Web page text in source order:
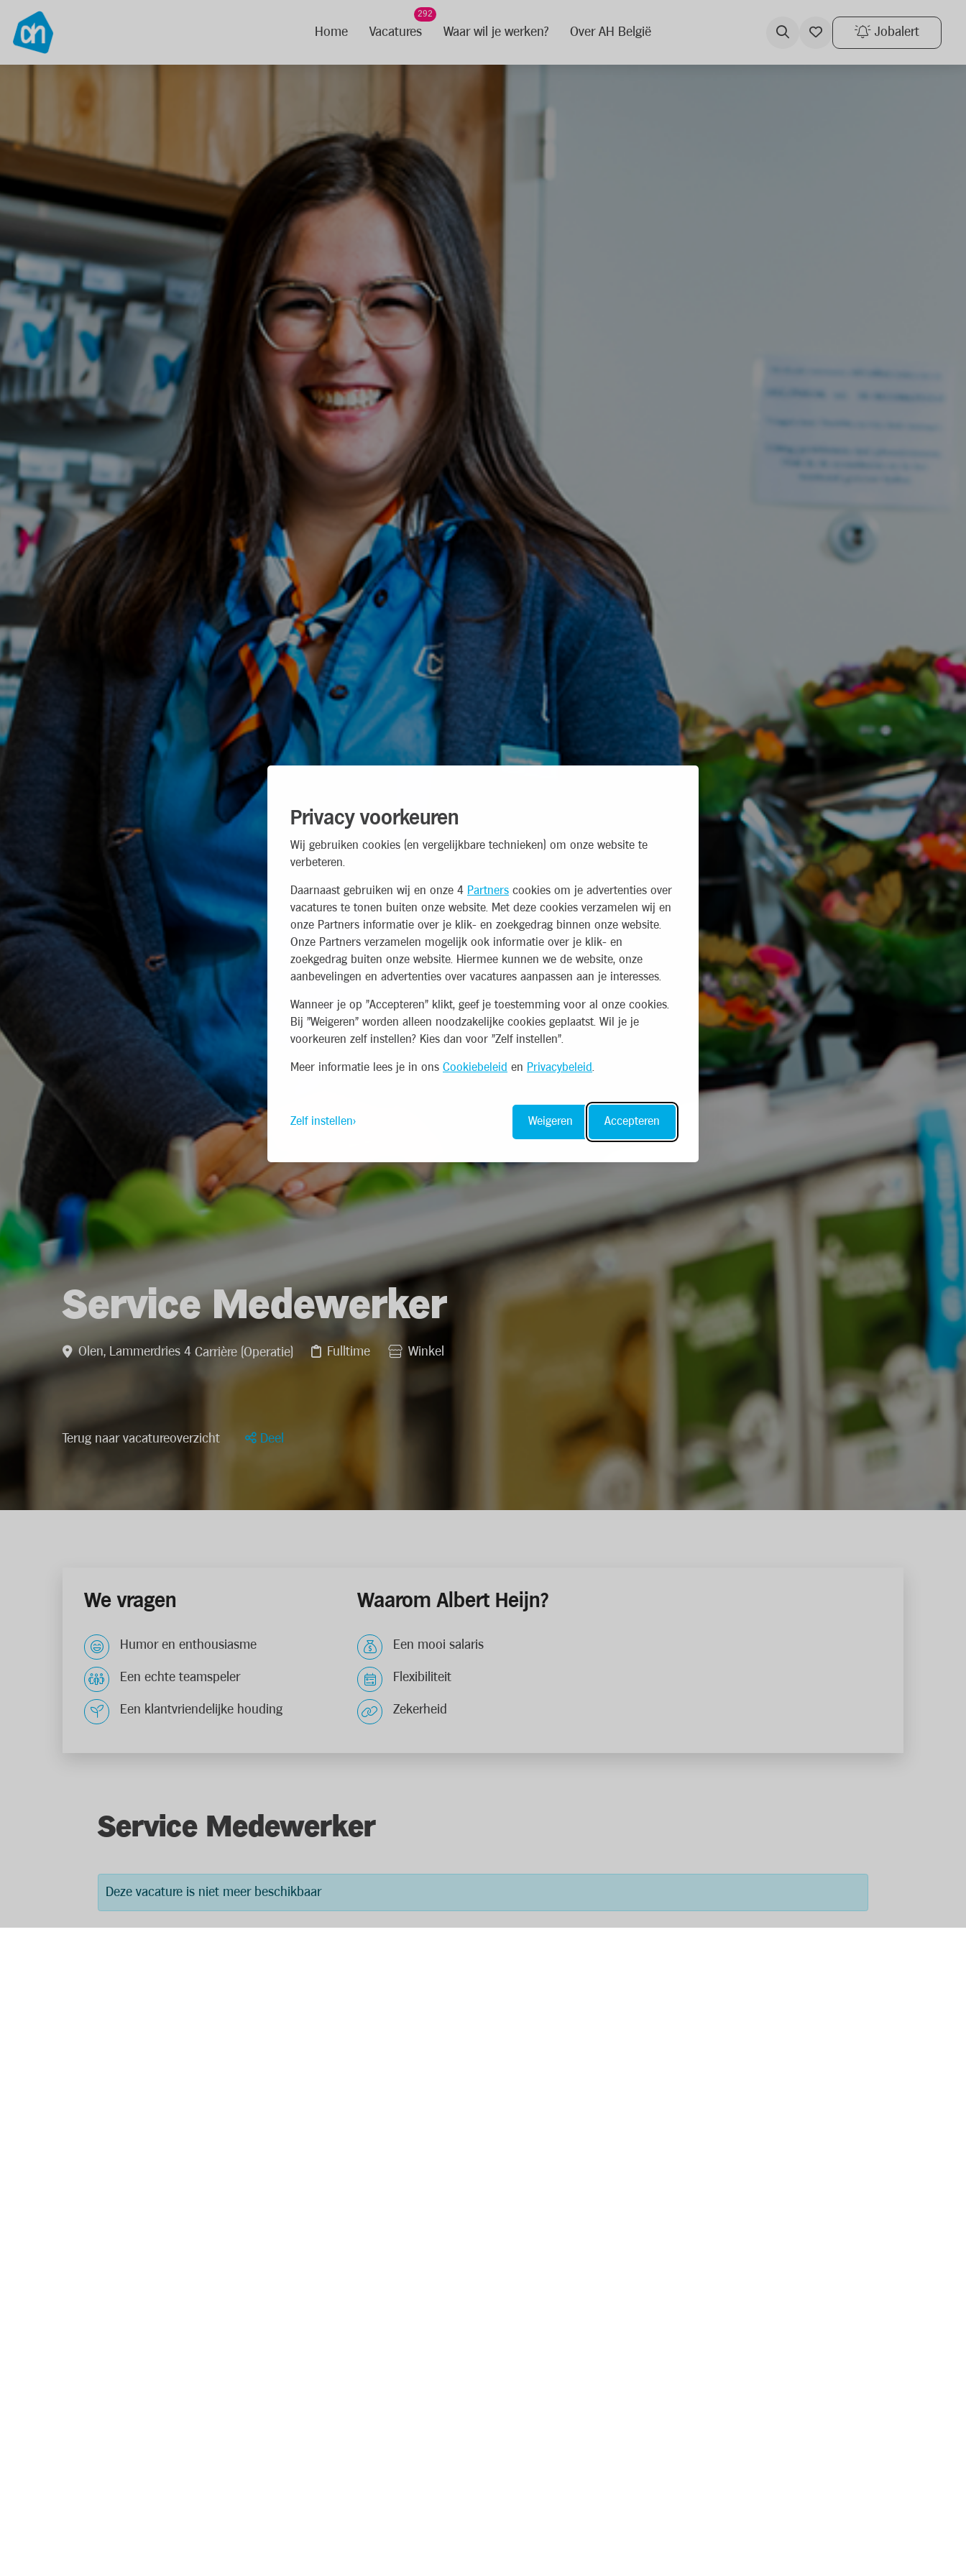
Privacy voorkeuren
Wij gebruiken cookies (en vergelijkbare technieken) om onze website te
verbeteren.
Daarnaast gebruiken wij en onze 4 Partners cookies om je advertenties over
vacatures te tonen buiten onze website. Met deze cookies verzamelen wij en
onze Partners informatie over je klik- en zoekgedrag binnen onze website.
Onze Partners verzamelen mogelijk ook informatie over je klik- en
zoekgedrag buiten onze website. Hiermee kunnen we de website, onze
aanbevelingen en advertenties over vacatures aanpassen aan je interesses.
Wanneer je op "Accepteren" klikt, geef je toestemming voor al onze cookies.
Bij "Weigeren" worden alleen noodzakelijke cookies geplaatst. Wil je je
voorkeuren zelf instellen? Kies dan voor "Zelf instellen".
Meer informatie lees je in ons Cookiebeleid en Privacybeleid.
Zelf instellen Weigeren Accepteren
Home Vacatures
292
Waar wil je werken? Over AH België Jobalert
Service Medewerker
Olen, Lammerdries 4 Carrière (Operatie) Fulltime Winkel
Terug naar vacatureoverzicht Deel
We vragen
Humor en enthousiasme
Een echte teamspeler
Een klantvriendelijke houding
Waarom Albert Heijn?
Een mooi salaris
Flexibiliteit
Zekerheid
Service Medewerker
Deze vacature is niet meer beschikbaar